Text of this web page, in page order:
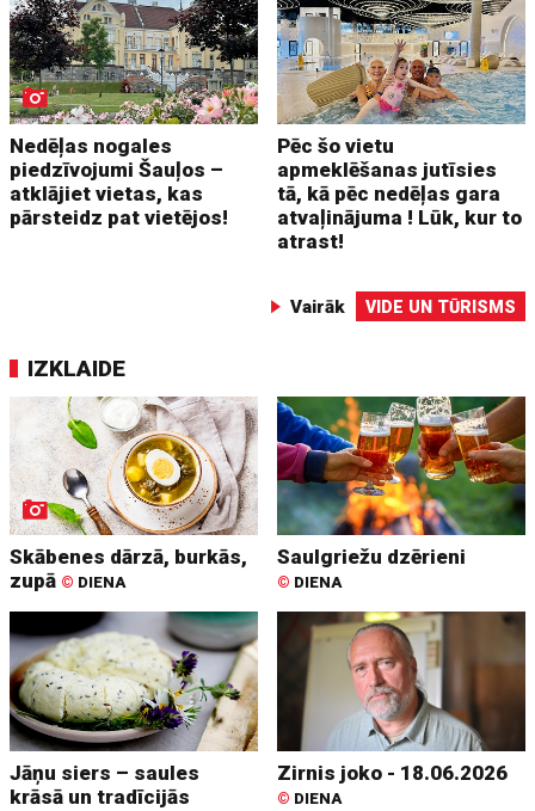
Nedēļas nogales
piedzīvojumi Šauļos –
atklājiet vietas, kas
pārsteidz pat vietējos!
Pēc šo vietu
apmeklēšanas jutīsies
tā, kā pēc nedēļas gara
atvaļinājuma ! Lūk, kur to
atrast!
Vairāk VIDE UN TŪRISMS
IZKLAIDE
Skābenes dārzā, burkās,
zupā © DIENA
Saulgriežu dzērieni
© DIENA
Jāņu siers – saules
krāsā un tradīcijās
Zirnis joko - 18.06.2026
© DIENA